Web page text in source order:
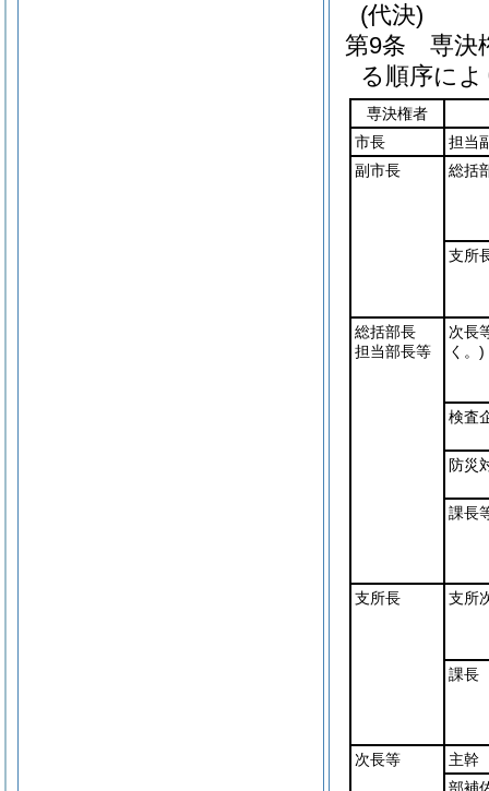
(代決)
第9条
専決
る順序に
専決権者
市長
担当
副市長
総括
支所
総括部長
担当部長等
次長
く。)
検査
防災
課長
支所長 支所
課長
次長等
主幹